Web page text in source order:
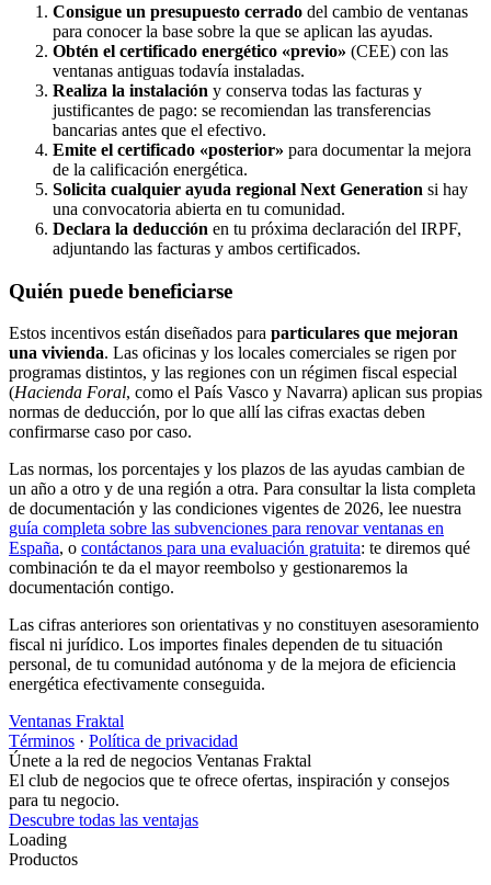
Consigue un presupuesto cerrado del cambio de ventanas
para conocer la base sobre la que se aplican las ayudas.
Obtén el certificado energético «previo» (CEE) con las
ventanas antiguas todavía instaladas.
Realiza la instalación y conserva todas las facturas y
justificantes de pago: se recomiendan las transferencias
bancarias antes que el efectivo.
Emite el certificado «posterior» para documentar la mejora
de la calificación energética.
Solicita cualquier ayuda regional Next Generation si hay
una convocatoria abierta en tu comunidad.
Declara la deducción en tu próxima declaración del IRPF,
adjuntando las facturas y ambos certificados.
Quién puede beneficiarse
Estos incentivos están diseñados para particulares que mejoran
una vivienda. Las oficinas y los locales comerciales se rigen por
programas distintos, y las regiones con un régimen fiscal especial
(Hacienda Foral, como el País Vasco y Navarra) aplican sus propias
normas de deducción, por lo que allí las cifras exactas deben
confirmarse caso por caso.
Las normas, los porcentajes y los plazos de las ayudas cambian de
un año a otro y de una región a otra. Para consultar la lista completa
de documentación y las condiciones vigentes de 2026, lee nuestra
guía completa sobre las subvenciones para renovar ventanas en
España, o contáctanos para una evaluación gratuita: te diremos qué
combinación te da el mayor reembolso y gestionaremos la
documentación contigo.
Las cifras anteriores son orientativas y no constituyen asesoramiento
fiscal ni jurídico. Los importes finales dependen de tu situación
personal, de tu comunidad autónoma y de la mejora de eficiencia
energética efectivamente conseguida.
Ventanas Fraktal
Términos · Política de privacidad
Únete a la red de negocios Ventanas Fraktal
El club de negocios que te ofrece ofertas, inspiración y consejos
para tu negocio.
Descubre todas las ventajas
Loading
Productos